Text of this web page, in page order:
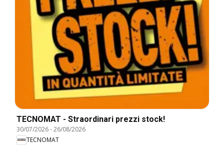
TECNOMAT - Straordinari prezzi stock!
30/07/2026-26/08/2026
TECNOMAT